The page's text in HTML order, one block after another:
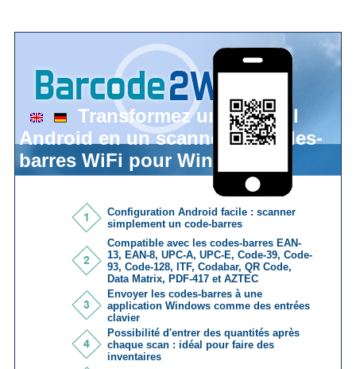
Transformez un appareil
Android en un scanner de codes-
barres WiFi pour Windows
Configuration Android facile : scanner
simplement un code-barres
Compatible avec les codes-barres EAN-
13, EAN-8, UPC-A, UPC-E, Code-39, Code-
93, Code-128, ITF, Codabar, QR Code,
Data Matrix, PDF-417 et AZTEC
Envoyer les codes-barres à une
application Windows comme des entrées
clavier
Possibilité d'entrer des quantités après
chaque scan : idéal pour faire des
inventaires